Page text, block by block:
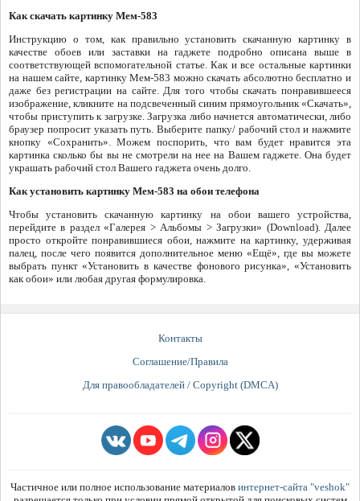
Как скачать картинку Мем-583
Инструкцию о том, как правильно установить скачанную картинку в
качестве обоев или заставки на гаджете подробно описана выше в
соответствующей вспомогательной статье. Как и все остальные картинки
на нашем сайте, картинку Мем-583 можно скачать абсолютно бесплатно и
даже без регистрации на сайте. Для того чтобы скачать понравившееся
изображение, кликните на подсвеченный синим прямоугольник «Скачать»,
чтобы приступить к загрузке. Загрузка либо начнется автоматически, либо
браузер попросит указать путь. Выберите папку/ рабочий стол и нажмите
кнопку «Сохранить». Можем поспорить, что вам будет нравится эта
картинка сколько бы вы не смотрели на нее на Вашем гаджете. Она будет
украшать рабочий стол Вашего гаджета очень долго.
Как установить картинку Мем-583 на обои телефона
Чтобы установить скачанную картинку на обои вашего устройства,
перейдите в раздел «Галерея > Альбомы > Загрузки» (Download). Далее
просто откройте понравившиеся обои, нажмите на картинку, удерживая
палец, после чего появится дополнительное меню «Ещё», где вы можете
выбрать пункт «Установить в качестве фонового рисунка», «Установить
как обои» или любая другая формулировка.
Контакты
Соглашение/Правила
Для правообладателей / Copyright (DMCA)
Частичное или полное использование материалов интернет-сайта "veshok"